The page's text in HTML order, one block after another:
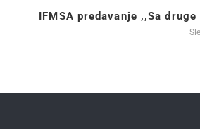
IFMSA predavanje ,,Sa